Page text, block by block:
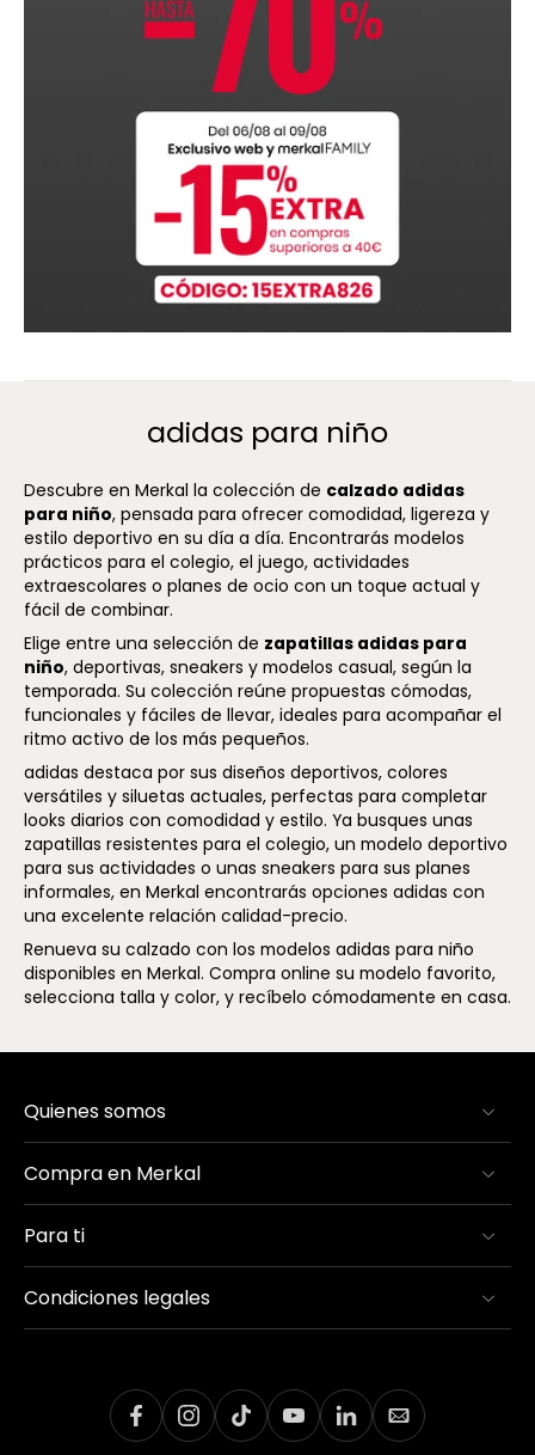
adidas para niño
Descubre en Merkal la colección de calzado adidas
para niño, pensada para ofrecer comodidad, ligereza y
estilo deportivo en su día a día. Encontrarás modelos
prácticos para el colegio, el juego, actividades
extraescolares o planes de ocio con un toque actual y
fácil de combinar.
Elige entre una selección de zapatillas adidas para
niño, deportivas, sneakers y modelos casual, según la
temporada. Su colección reúne propuestas cómodas,
funcionales y fáciles de llevar, ideales para acompañar el
ritmo activo de los más pequeños.
adidas destaca por sus diseños deportivos, colores
versátiles y siluetas actuales, perfectas para completar
looks diarios con comodidad y estilo. Ya busques unas
zapatillas resistentes para el colegio, un modelo deportivo
para sus actividades o unas sneakers para sus planes
informales, en Merkal encontrarás opciones adidas con
una excelente relación calidad-precio.
Renueva su calzado con los modelos adidas para niño
disponibles en Merkal. Compra online su modelo favorito,
selecciona talla y color, y recíbelo cómodamente en casa.
Quienes somos
Compra en Merkal
Para ti
Condiciones legales